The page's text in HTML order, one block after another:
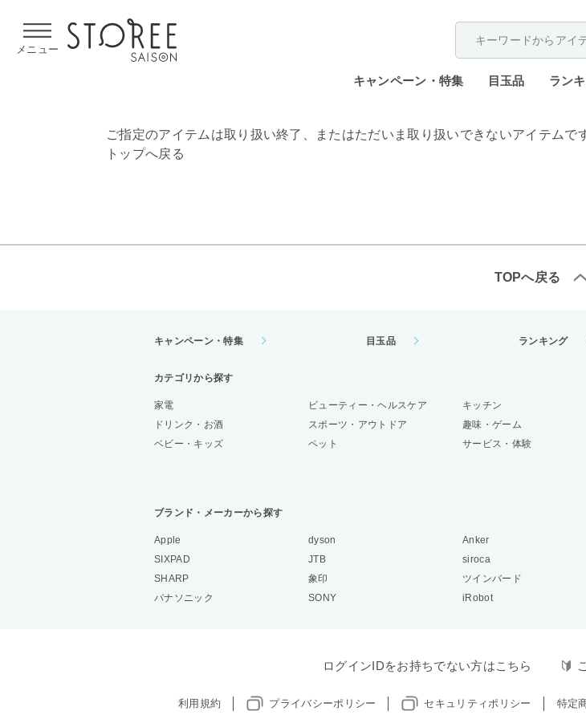
メニュー
キャンペーン・特集 目玉品 ラン
ご指定のアイテムは取り扱い終了、またはただいま取り扱いできないアイテムで
トップへ戻る
TOPへ戻る
キャンペーン・特集 目玉品 ランキング
カテゴリから探す
家電 ビューティー・ヘルスケア キッチン
ドリンク・お酒
スポーツ・アウトドア 趣味・ゲーム
ベビー・キッズ
ペット サービス・体験
ブランド・メーカーから探す
Apple dyson Anker
SIXPAD
JTB siroca
SHARP
象印 ツインバード
パナソニック
SONY iRobot
ログインIDをお持ちでない方はこちら
利用規約 プライバシーポリシー セキュリティポリシー 特定